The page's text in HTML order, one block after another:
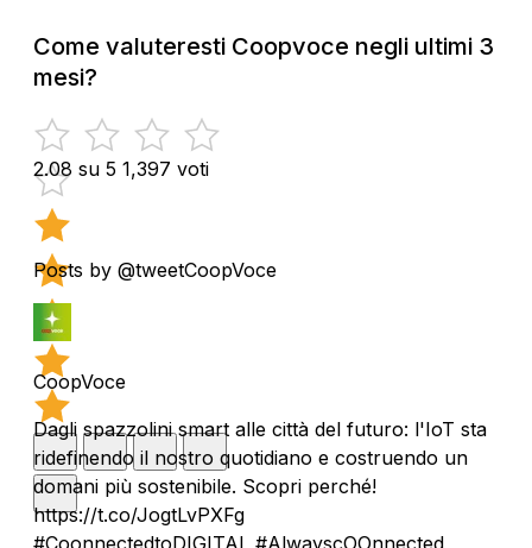
Come valuteresti Coopvoce negli ultimi 3
mesi?
2.08 su 5 1,397 voti
Posts by @tweetCoopVoce
CoopVoce
Dagli spazzolini smart alle città del futuro: l'IoT sta
ridefinendo il nostro quotidiano e costruendo un
domani più sostenibile. Scopri perché!
https://t.co/JogtLvPXFg
#CoonnectedtoDIGITAL #AlwayscOOnnected